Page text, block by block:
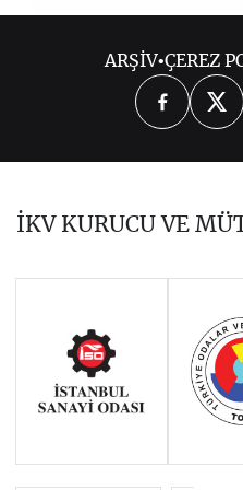
OCAK 2020
NİSAN 2020
EKİM 2020
ARŞİV•ÇEREZ
İKV KURUCU VE